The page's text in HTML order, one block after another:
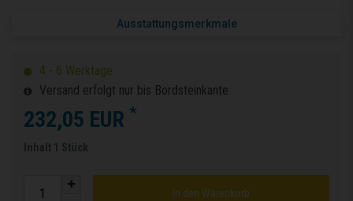
Ausstattungsmerkmale
4 - 6 Werktage
Versand erfolgt nur bis Bordsteinkante
232,05 EUR *
Inhalt 1 Stück
In den Warenkorb